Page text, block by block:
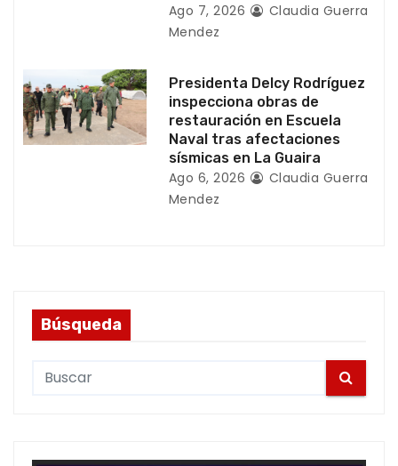
Ago 7, 2026
Claudia Guerra
Mendez
Presidenta Delcy Rodríguez
inspecciona obras de
restauración en Escuela
Naval tras afectaciones
sísmicas en La Guaira
Ago 6, 2026
Claudia Guerra
Mendez
Búsqueda